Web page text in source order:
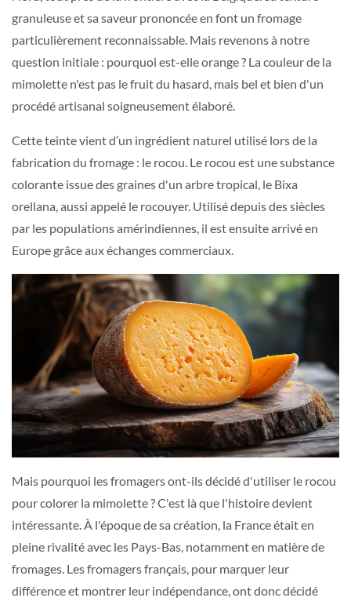
granuleuse et sa saveur prononcée en font un fromage
particulièrement reconnaissable. Mais revenons à notre
question initiale : pourquoi est-elle orange ? La couleur de la
mimolette n'est pas le fruit du hasard, mais bel et bien d'un
procédé artisanal soigneusement élaboré.
Cette teinte vient d’un ingrédient naturel utilisé lors de la
fabrication du fromage : le rocou. Le rocou est une substance
colorante issue des graines d'un arbre tropical, le Bixa
orellana, aussi appelé le rocouyer. Utilisé depuis des siècles
par les populations amérindiennes, il est ensuite arrivé en
Europe grâce aux échanges commerciaux.
Mais pourquoi les fromagers ont-ils décidé d'utiliser le rocou
pour colorer la mimolette ? C'est là que l'histoire devient
intéressante. À l'époque de sa création, la France était en
pleine rivalité avec les Pays-Bas, notamment en matière de
fromages. Les fromagers français, pour marquer leur
différence et montrer leur indépendance, ont donc décidé